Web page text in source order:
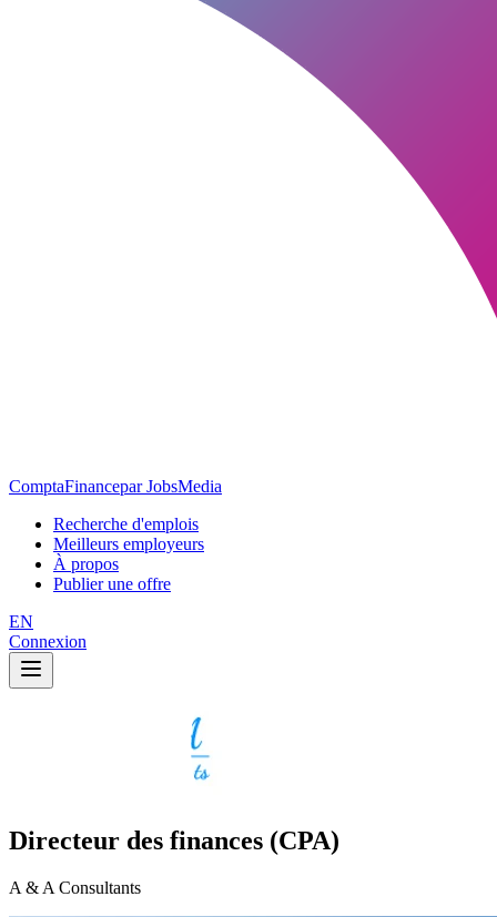
ComptaFinancepar JobsMedia
Recherche d'emplois
Meilleurs employeurs
À propos
Publier une offre
EN
Connexion
Directeur des finances (CPA)
A & A Consultants